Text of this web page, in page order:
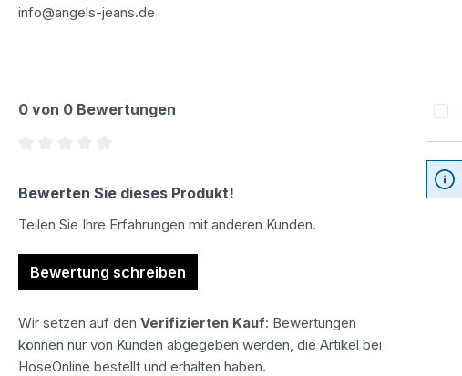
info@angels-jeans.de
0 von 0 Bewertungen
Bewerten Sie dieses Produkt!
Teilen Sie Ihre Erfahrungen mit anderen Kunden.
Bewertung schreiben
Wir setzen auf den Verifizierten Kauf: Bewertungen
können nur von Kunden abgegeben werden, die Artikel bei
HoseOnline bestellt und erhalten haben.